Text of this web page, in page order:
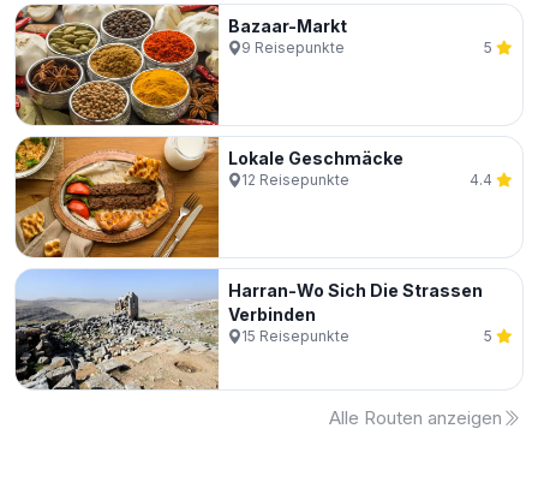
Bazaar-Markt
9 Reisepunkte 5
Lokale Geschmäcke
12 Reisepunkte 4.4
Harran-Wo Sich Die Strassen
Verbinden
15 Reisepunkte 5
Alle Routen anzeigen